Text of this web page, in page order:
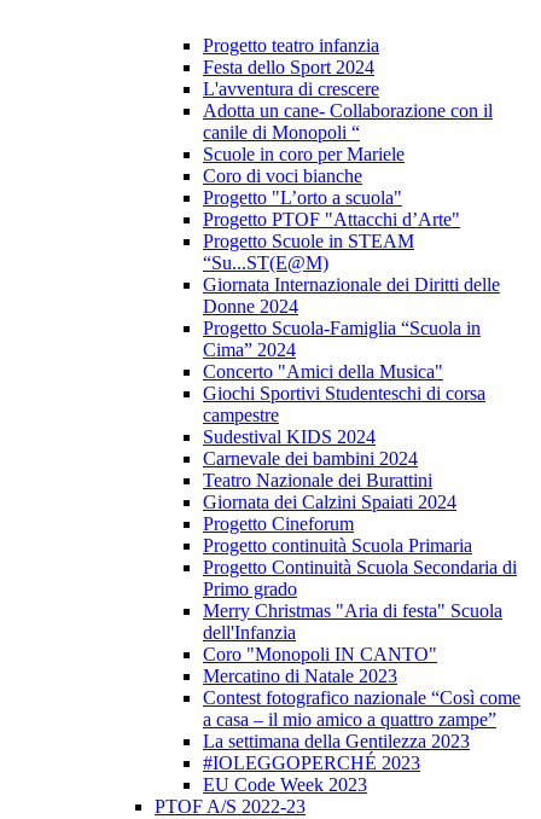
Progetto teatro infanzia
Festa dello Sport 2024
L'avventura di crescere
Adotta un cane- Collaborazione con il
canile di Monopoli “
Scuole in coro per Mariele
Coro di voci bianche
Progetto "L’orto a scuola"
Progetto PTOF "Attacchi d’Arte"
Progetto Scuole in STEAM
“Su...ST(E@M)
Giornata Internazionale dei Diritti delle
Donne 2024
Progetto Scuola-Famiglia “Scuola in
Cima” 2024
Concerto "Amici della Musica"
Giochi Sportivi Studenteschi di corsa
campestre
Sudestival KIDS 2024
Carnevale dei bambini 2024
Teatro Nazionale dei Burattini
Giornata dei Calzini Spaiati 2024
Progetto Cineforum
Progetto continuità Scuola Primaria
Progetto Continuità Scuola Secondaria di
Primo grado
Merry Christmas "Aria di festa" Scuola
dell'Infanzia
Coro "Monopoli IN CANTO"
Mercatino di Natale 2023
Contest fotografico nazionale “Così come
a casa – il mio amico a quattro zampe”
La settimana della Gentilezza 2023
#IOLEGGOPERCHÉ 2023
EU Code Week 2023
PTOF A/S 2022-23